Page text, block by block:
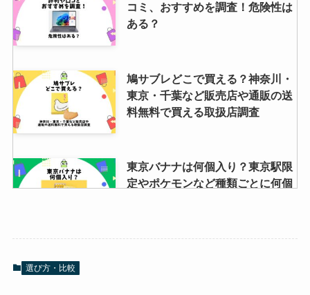
コミ、おすすめを調査！危険性は
ある？
鳩サブレどこで買える？神奈川・
東京・千葉など販売店や通販の送
料無料で買える取扱店調査
東京バナナは何個入り？東京駅限
定やポケモンなど種類ごとに何個
選び方・比較